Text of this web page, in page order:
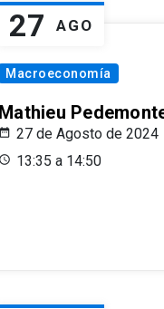
27 AGO
Macroeconomía
Mathieu
27 de Agosto de 2024
13:35 a 14:50